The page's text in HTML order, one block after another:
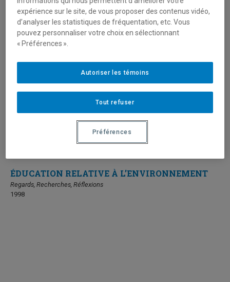
Écologie
ÉDUCATION RELATIVE À L’ENVIRONNEMENT
Regards, Recherches, Réflexions
1998
expérience sur le site, de vous proposer des contenus vidéo,
d’analyser les statistiques de fréquentation, etc. Vous
pouvez personnaliser votre choix en sélectionnant
« Préférences ».
Tout refuser
Autoriser les témoins
Préférences